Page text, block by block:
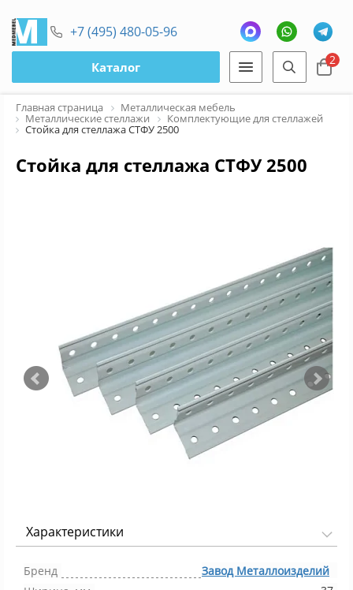
+7 (495) 480-05-96
Каталог 2
Главная страница Металлическая мебель
Металлические стеллажи Комплектующие для стеллажей
Стойка для стеллажа СТФУ 2500
Стойка для стеллажа СТФУ 2500
Характеристики
Бренд
Завод Металлоизделий